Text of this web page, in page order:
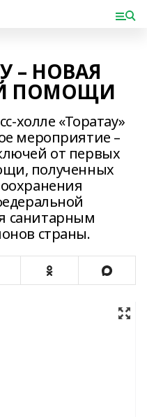
– НОВАЯ
ПОМОЩИ
холле «Торатау»
мероприятие –
от первых
полученных
санитарным
страны.